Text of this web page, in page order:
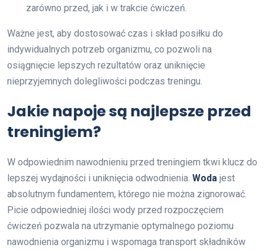
zarówno przed, jak i w trakcie ćwiczeń.
Ważne jest, aby dostosować czas i skład posiłku do
indywidualnych potrzeb organizmu, co pozwoli na
osiągnięcie lepszych rezultatów oraz uniknięcie
nieprzyjemnych dolegliwości podczas treningu.
Jakie napoje są najlepsze przed
treningiem?
W odpowiednim nawodnieniu przed treningiem tkwi klucz do
lepszej wydajności i uniknięcia odwodnienia. Woda jest
absolutnym fundamentem, którego nie można zignorować.
Picie odpowiedniej ilości wody przed rozpoczęciem
ćwiczeń pozwala na utrzymanie optymalnego poziomu
nawodnienia organizmu i wspomaga transport składników